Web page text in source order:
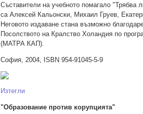
Съставители на учебното помагало "Трябва
са Алексей Кальонски, Михаил Груев,
Неговото издаване стана възможно
Посолството на Кралство Холандия по
(МАТРА КАП).
София, 2004, ISBN 954-91045-5-9
Изтегли
"Образование против корупцията"